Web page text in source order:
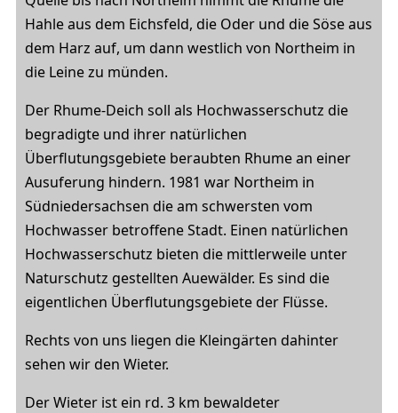
Hahle aus dem Eichsfeld, die Oder und die Söse aus
dem Harz auf, um dann westlich von Northeim in
die Leine zu münden.
Der Rhume-Deich soll als Hochwasserschutz die
begradigte und ihrer natürlichen
Überflutungsgebiete beraubten Rhume an einer
Ausuferung hindern. 1981 war Northeim in
Südniedersachsen die am schwersten vom
Hochwasser betroffene Stadt. Einen natürlichen
Hochwasserschutz bieten die mittlerweile unter
Naturschutz gestellten Auewälder. Es sind die
eigentlichen Überflutungsgebiete der Flüsse.
Rechts von uns liegen die Kleingärten dahinter
sehen wir den Wieter.
Der Wieter ist ein rd. 3 km bewaldeter